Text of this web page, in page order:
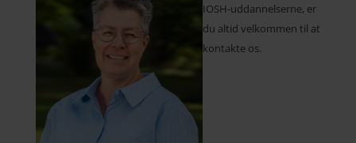
IOSH-uddannelserne, er
du altid velkommen til at
kontakte os.